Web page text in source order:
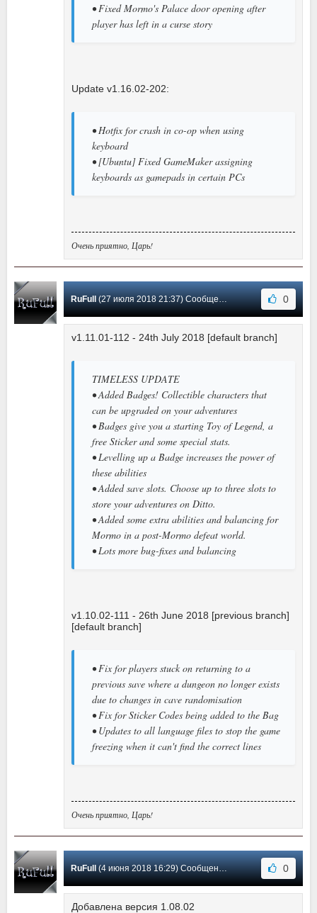
• Fixed Mormo's Palace door opening after
player has left in a curse story
Update v1.16.02-202:
• Hotfix for crash in co-op when using
keyboard
• [Ubuntu] Fixed GameMaker assigning
keyboards as gamepads in certain PCs
Очень приятно, Царь!
RuFull(27 июля 2018 21:37) Сообщение #10 0
v1.11.01-112 - 24th July 2018 [default branch]
TIMELESS UPDATE
• Added Badges! Collectible characters that
can be upgraded on your adventures
• Badges give you a starting Toy of Legend, a
free Sticker and some special stats.
• Levelling up a Badge increases the power of
these abilities
• Added save slots. Choose up to three slots to
store your adventures on Ditto.
• Added some extra abilities and balancing for
Mormo in a post-Mormo defeat world.
• Lots more bug-fixes and balancing
v1.10.02-111 - 26th June 2018 [previous branch]
[default branch]
• Fix for players stuck on returning to a
previous save where a dungeon no longer exists
due to changes in cave randomisation
• Fix for Sticker Codes being added to the Bag
• Updates to all language files to stop the game
freezing when it can't find the correct lines
Очень приятно, Царь!
RuFull(4 июня 2018 16:29) Сообщение #9 0
Добавлена версия 1.08.02